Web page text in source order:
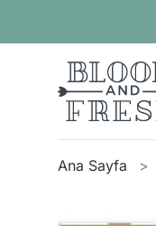
Ana Sayfa